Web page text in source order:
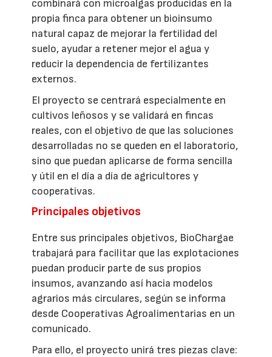
combinará con microalgas producidas en la
propia finca para obtener un bioinsumo
natural capaz de mejorar la fertilidad del
suelo, ayudar a retener mejor el agua y
reducir la dependencia de fertilizantes
externos.
El proyecto se centrará especialmente en
cultivos leñosos y se validará en fincas
reales, con el objetivo de que las soluciones
desarrolladas no se queden en el laboratorio,
sino que puedan aplicarse de forma sencilla
y útil en el día a día de agricultores y
cooperativas.
Principales objetivos
Entre sus principales objetivos, BioChargae
trabajará para facilitar que las explotaciones
puedan producir parte de sus propios
insumos, avanzando así hacia modelos
agrarios más circulares, según se informa
desde Cooperativas Agroalimentarias en un
comunicado.
Para ello, el proyecto unirá tres piezas clave: